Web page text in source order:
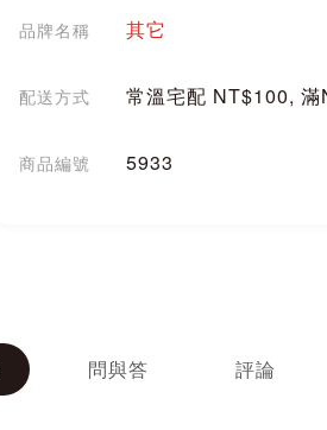
品牌名稱 其它
配送方式 常溫宅配 NT$100,
商品編號 5933
問與答 評論